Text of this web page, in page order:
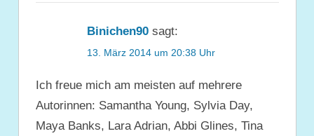
Binichen90 sagt:
13. März 2014 um 20:38 Uhr
Ich freue mich am meisten auf mehrere
Autorinnen: Samantha Young, Sylvia Day,
Maya Banks, Lara Adrian, Abbi Glines, Tina